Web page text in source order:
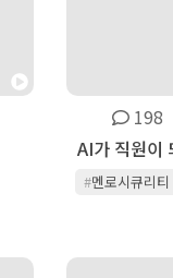
198
AI가 직원이
#멘로시큐리티